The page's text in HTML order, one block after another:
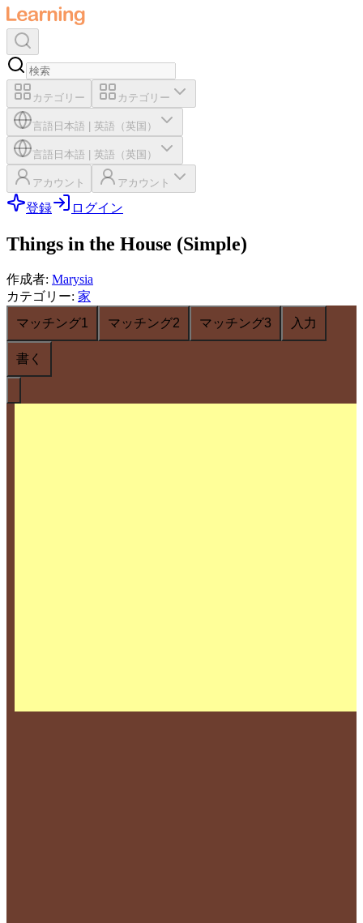
カテゴリー カテゴリー
言語 日本語 英語（英国）
言語 日本語 英語（英国）
アカウント アカウント
登録 ログイン
Things in the House (Simple)
作成者: Marysia
カテゴリー: 家
マッチング1
マッチング2 マッチング3 入力
書く